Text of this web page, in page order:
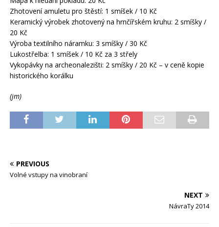
Zhotovení amuletu pro štěstí: 1 smíšek / 10 Kč
Keramický výrobek zhotovený na hrnčířském kruhu: 2 smíšky /
20 Kč
Výroba textilního náramku: 3 smíšky / 30 Kč
Lukostřelba: 1 smíšek / 10 Kč za 3 střely
Vykopávky na archeonalezišti: 2 smíšky / 20 Kč – v ceně kopie
historického korálku
(jm)
PREVIOUS
Volné vstupy na vinobraní
NEXT
NávraTy 2014